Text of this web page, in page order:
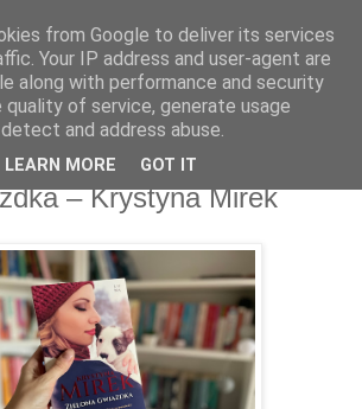
na widelcu
recenzje, inspiracje, konkursy.
grudnia 2023
– Krystyna Mirek
from Google to deliver its services
Your IP address and user-agent are
along with performance and security
of service, generate usage
and address abuse.
LEARN MORE GOT IT